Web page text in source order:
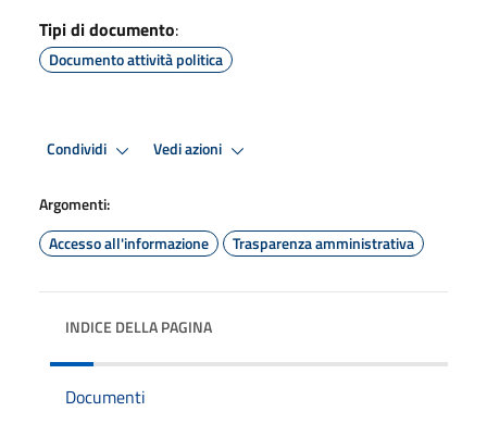
Tipi di documento:
Documento attività politica
Condividi Vedi azioni
Argomenti:
Accesso all'informazione
Trasparenza amministrativa
INDICE DELLA PAGINA
Documenti